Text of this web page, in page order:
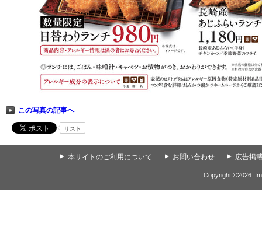
この写真の記事へ
リスト
▲ 本サイトのご利用について ▲ お問い合わせ ▲ 広告掲
Copyright ©2026